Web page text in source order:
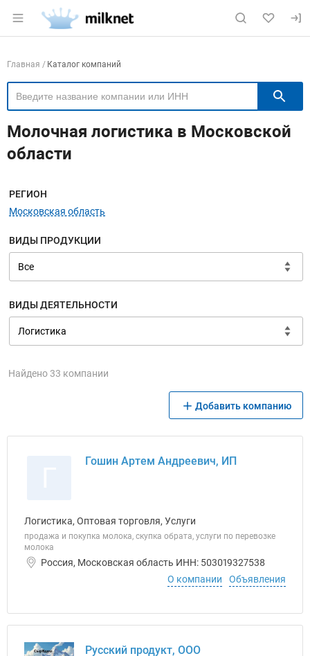
Раздел навигации по сайту milknet.ru
Навигация по компаниям
Главная Каталог компаний
Молочная логистика в Московской
области
Меню навигации
РЕГИОН
Московская область
ВИДЫ ПРОДУКЦИИ
ВИДЫ ДЕЯТЕЛЬНОСТИ
Найдено 33 компании
Добавить компанию
Гошин Артем Андреевич, ИП
Логистика, Оптовая торговля, Услуги
продажа и покупка молока, скупка обрата, услуги по перевозке
молока
Россия, Московская область ИНН: 503019327538
О компании
Объявления
Русский продукт, ООО